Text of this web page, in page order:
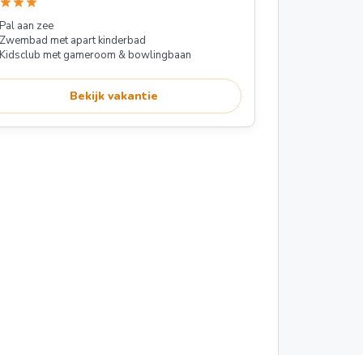
Pal aan zee
Zwembad met apart kinderbad
Kidsclub met gameroom & bowlingbaan
Bekijk vakantie